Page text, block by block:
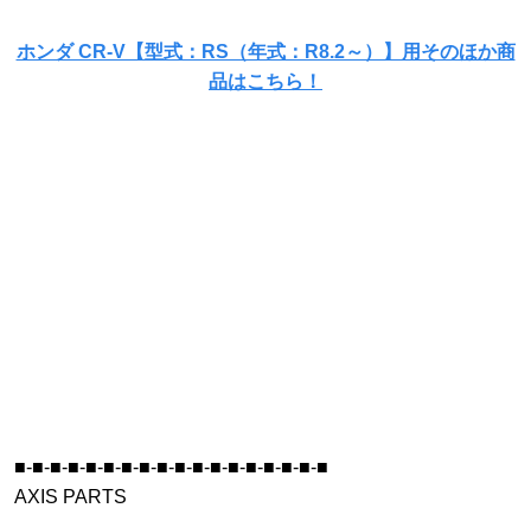
ホンダ CR-V【型式：RS（年式：R8.2～）】用そのほか商
品はこちら！
■-■-■-■-■-■-■-■-■-■-■-■-■-■-■-■-■-■
AXIS PARTS